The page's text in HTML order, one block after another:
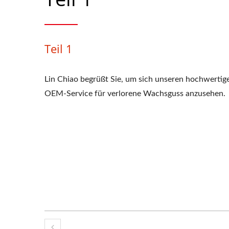
Teil 1
Lin Chiao begrüßt Sie, um sich unseren
OEM-Service für verlorene Wachsguss anzusehen.